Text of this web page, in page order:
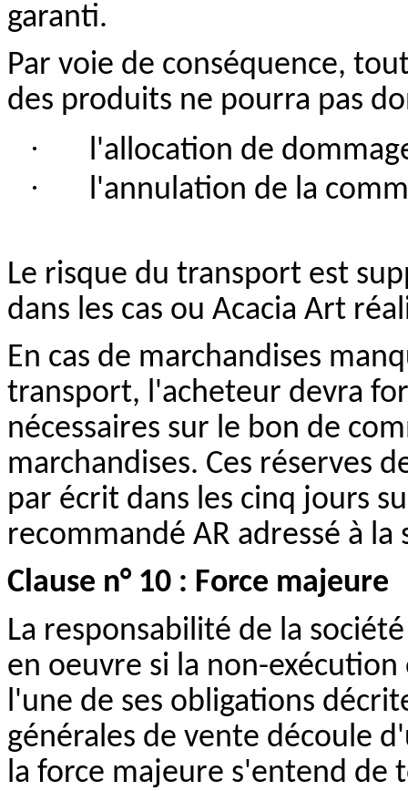
garanti.
Par voie de conséquence,
des produits ne pourra pas
· l'allocation de
· l'annulation de la
Le risque du transport est
dans les cas ou Acacia Art
En cas de marchandises
transport, l'acheteur devra
nécessaires sur le bon de
marchandises. Ces réserves
par écrit dans les cinq jours
recommandé AR adressé à la
Clause n° 10 : Force majeure
La responsabilité de la
en oeuvre si la non-
l'une de ses obligations
générales de vente découle
la force majeure s'entend de